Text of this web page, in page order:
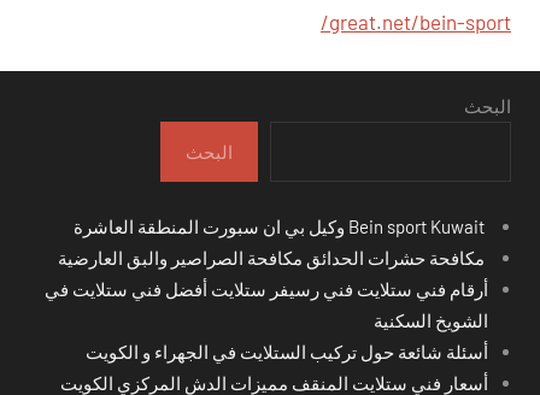
great.net/bein-sport/
البحث
البحث
مكافحة حشرات الحدائق مكافحة الصراصير والبق العارضية
أرقام فني ستلايت فني رسيفر ستلايت أفضل فني ستلايت في
الشويخ السكنية
أسئلة شائعة حول تركيب الستلايت في الجهراء و الكويت
أسعار فني ستلايت المنقف مميزات الدش المركزي الكويت